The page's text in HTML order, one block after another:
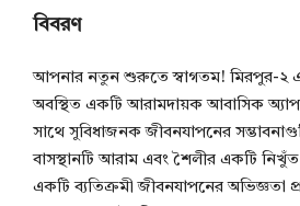
বিবরণ
আপনার নতুন শুরুতে স্বাগতম! মিরপুর-২
অবস্থিত একটি আরামদায়ক আবাসিক
সাথে সুবিধাজনক জীবনযাপনের
বাসস্থানটি আরাম এবং শৈলীর একটি
একটি ব্যতিক্রমী জীবনযাপনের অভিজ্ঞতা